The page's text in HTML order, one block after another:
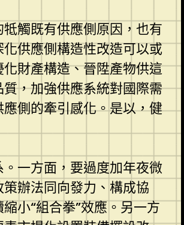
觸既有供應側原因，也有
供應側構造性改造可以或
財產構造、晉陞產物供這
，加強供應系統對國際需
側的牽引感化。是以，健
一方面，要過度加年夜微
辦法同向發力、構成協
小“組合拳”效應。另一方